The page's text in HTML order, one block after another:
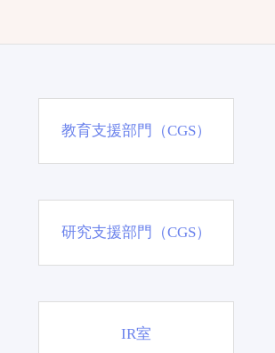
教育支援部門（CGS）
研究支援部門（CGS）
IR室